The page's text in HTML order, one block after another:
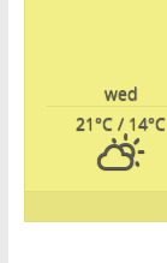
wed
21°C / 14°C